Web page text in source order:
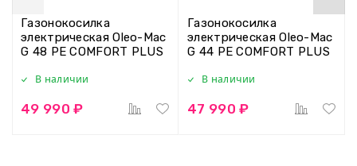
Газонокосилка
электрическая Oleo-Mac
G 48 PE COMFORT PLUS
В наличии
49 990 ₽
Газонокосилка
электрическая Oleo-Mac
G 44 PE COMFORT PLUS
В наличии
47 990 ₽